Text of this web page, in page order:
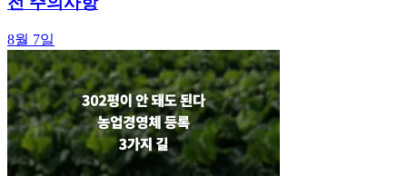
8월 7일